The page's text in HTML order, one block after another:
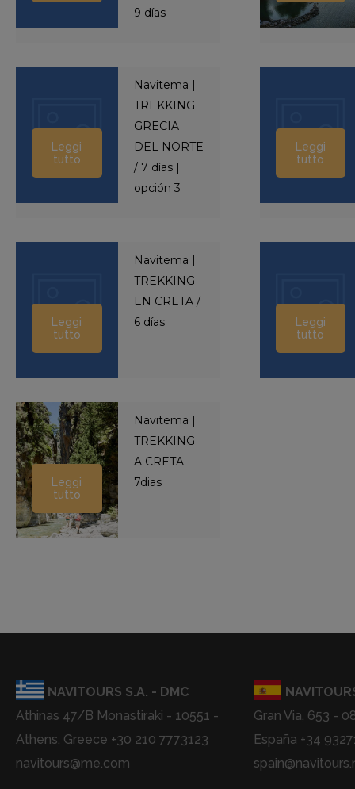
9 días
Leggi
tutto
Navitema |
TREKKING
GRECIA
DEL NORTE
/ 7 días |
opción 3
Leggi
tutto
Leggi
tutto
Navitema |
TREKKING
EN CRETA /
6 días
Leggi
tutto
Leggi
tutto
Navitema |
TREKKING
A CRETA –
7dias
NAVITOURS S.A. - DMC
Athinas 47/B Monastiraki - 10551 -
Athens, Greece +30 210 7773123
navitours@me.com
Gran Via, 653 -
España +34